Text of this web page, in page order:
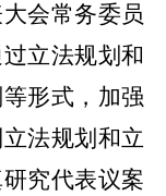
会常务委员
立法规划和
形式，加强
法规划和立
究代表议案